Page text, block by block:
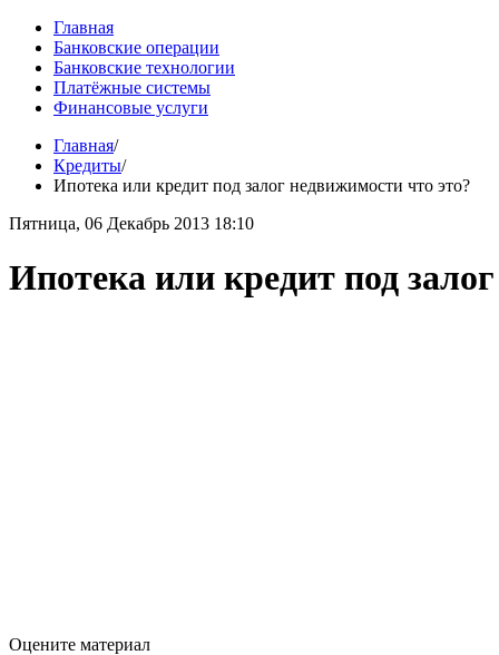
Главная
Банковские операции
Банковские технологии
Платёжные системы
Финансовые услуги
Главная/
Кредиты/
Ипотека или кредит под залог недвижимости что это?
Пятница, 06 Декабрь 2013 18:10
Ипотека или кредит под
Оцените материал